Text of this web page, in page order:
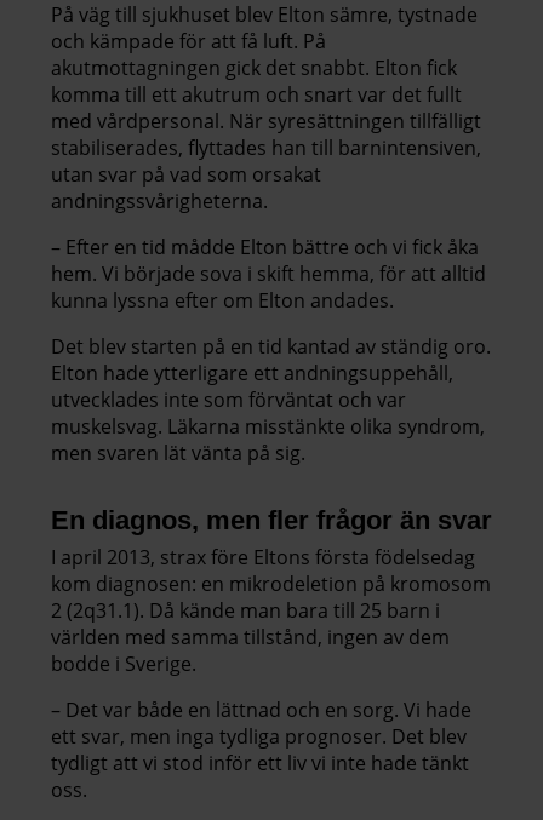
På väg till sjukhuset blev Elton sämre, tystnade
och kämpade för att få luft. På
akutmottagningen gick det snabbt. Elton fick
komma till ett akutrum och snart var det fullt
med vårdpersonal. När syresättningen tillfälligt
stabiliserades, flyttades han till barnintensiven,
utan svar på vad som orsakat
andningssvårigheterna.
– Efter en tid mådde Elton bättre och vi fick åka
hem. Vi började sova i skift hemma, för att alltid
kunna lyssna efter om Elton andades.
Det blev starten på en tid kantad av ständig oro.
Elton hade ytterligare ett andningsuppehåll,
utvecklades inte som förväntat och var
muskelsvag. Läkarna misstänkte olika syndrom,
men svaren lät vänta på sig.
En diagnos, men fler frågor än svar
I april 2013, strax före Eltons första födelsedag
kom diagnosen: en mikrodeletion på kromosom
2 (2q31.1). Då kände man bara till 25 barn i
världen med samma tillstånd, ingen av dem
bodde i Sverige.
– Det var både en lättnad och en sorg. Vi hade
ett svar, men inga tydliga prognoser. Det blev
tydligt att vi stod inför ett liv vi inte hade tänkt
oss.